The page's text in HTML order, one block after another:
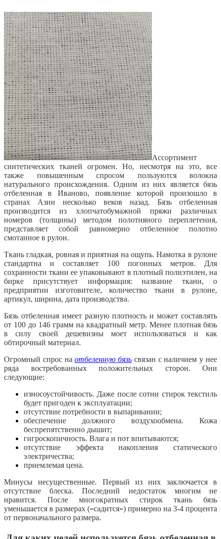
Ассортимент
синтетических тканей огромен. Но, несмотря на это, все
также повышенным спросом пользуются волокна
натурального происхождения. Одним из них является бязь
отбеленная в Иваново, появление которой произошло в
странах Азии несколько веков назад. Бязь отбеленная
производится из хлопчатобумажной пряжи различных
номеров (толщины) методом полотняного переплетения,
представляет собой равномерно отбеленное полотно
смотанное в рулон.
Ткань гладкая, ровная и приятная на ощупь. Намотка в рулоне
стандартна и составляет 100 погонных метров. Для
сохранности ткани ее упаковывают в плотный полиэтилен, на
бирке присутствует информация: название ткани, о
предприятии изготовителе, количество ткани в рулоне,
артикул, ширина, дата производства.
Бязь отбеленная имеет разную плотность и может составлять
от 100 до 146 грамм на квадратный метр. Менее плотная бязь
в силу своей дешевизны моет использоваться и как
обтирочный материал.
Огромный спрос наотбеленную бязь связан с наличием у нее
ряда востребованных положительных сторон. Они
следующие:
износоустойчивость. Даже после сотни стирок текстиль
будет пригоден к эксплуатации;
отсутствие потребности в выпаривании;
обеспечение должного воздухообмена. Кожа
беспрепятственно дышит;
гигроскопичность. Влага и пот впитываются;
отсутствие эффекта накопления статического
электричества;
приемлемая цена.
Минусы несущественные. Первый из них заключается в
отсутствие блеска. Последний недостаток многим не
нравится. После многократных стирок ткань бязь
уменьшается в размерах («садится») примерно на 3-4 процента
от первоначального размера.